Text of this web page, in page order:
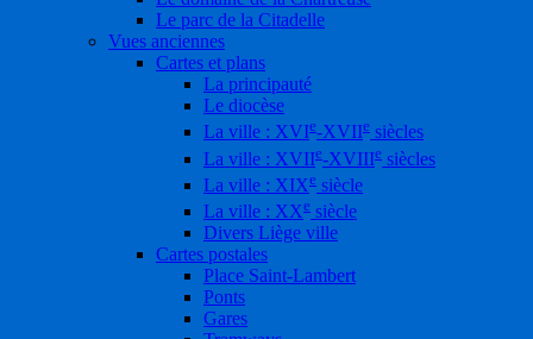
Le parc de la Citadelle
Vues anciennes
Cartes et plans
La principauté
Le diocèse
La ville : XVIe-XVIIe siècles
La ville : XVIIe-XVIIIe siècles
La ville : XIXe siècle
La ville : XXe siècle
Divers Liège ville
Cartes postales
Place Saint-Lambert
Ponts
Gares